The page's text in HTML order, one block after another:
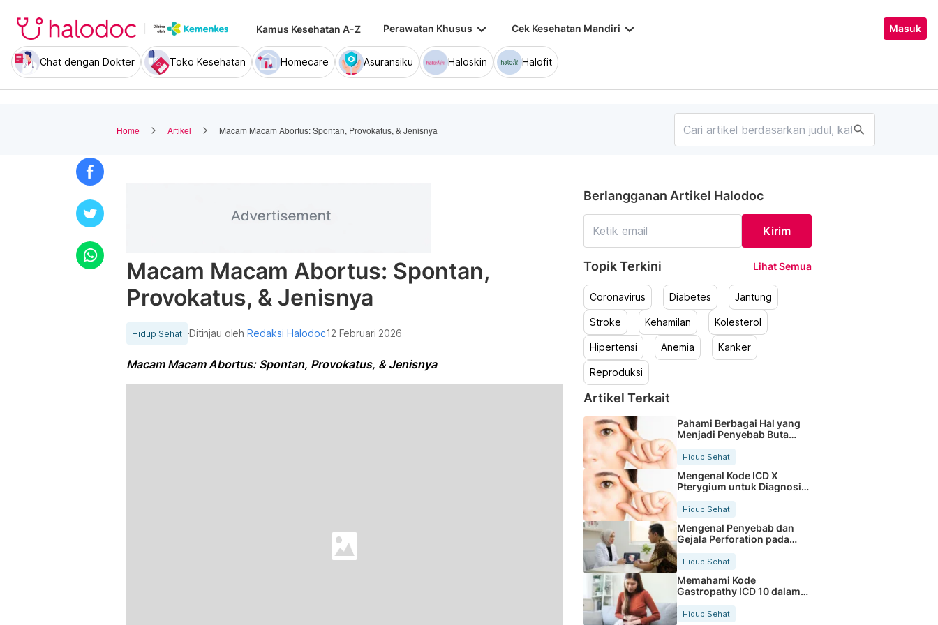
Kamus Kesehatan A-Z Perawatan Khusus keyboard_arrow_down Cek Kesehatan Mandiri keyboard_arrow_down Masuk
Chat dengan Dokter Toko Kesehatan Homecare Asuransiku Haloskin Halofit
Home Artikel Macam Macam Abortus: Spontan, Provokatus, & Jenisnya search
Macam Macam Abortus: Spontan,
Provokatus, & Jenisnya
Hidup Sehat Ditinjau olehRedaksi Halodoc12 Februari 2026
Macam Macam Abortus: Spontan, Provokatus, & Jenisnya
Berlangganan Artikel Halodoc
Kirim
Topik Terkini Lihat Semua
Coronavirus Diabetes Jantung
Stroke Kehamilan Kolesterol
Hipertensi Anemia Kanker
Reproduksi
Artikel Terkait
Pahami Berbagai Hal yang
Menjadi Penyebab Buta
Hidup Sehat
Mengenal Kode ICD X
Pterygium untuk Diagnosis
Hidup Sehat
Mengenal Penyebab dan
Gejala Perforation pada
Tubuh
Hidup Sehat
Memahami Kode
Gastropathy ICD 10 dalam
Rekam Medis Pasien
Hidup Sehat